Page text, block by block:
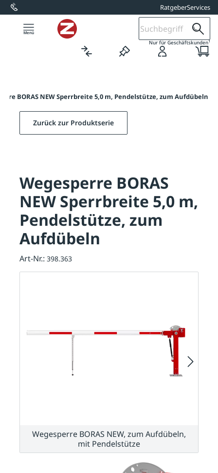
springen RatgeberServices
Nur für Geschäftskunden1
BORAS NEW Sperrbreite 5,0 m, Pendelstütze, zum Aufdübeln
Zurück zur Produktserie
Wegesperre BORAS
NEW Sperrbreite 5,0 m,
Pendelstütze, zum
Aufdübeln
Art-Nr.: 398.363
Wegesperre BORAS NEW, zum Aufdübeln,
mit Pendelstütze